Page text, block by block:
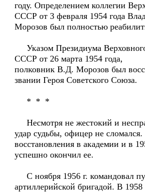
году. Определением коллегии
СССР от 3 февраля 1954 года
Морозов был полностью
Указом Президиума
СССР от 26 марта 1954 года,
полковник В.Д. Морозов был
звании Героя Советского Союза.
* * *
Несмотря не жестокий и
удар судьбы, офицер не
восстановления в академии и в
успешно окончил ее.
С ноября 1956 г. командовал
артиллерийской бригадой. В 1958